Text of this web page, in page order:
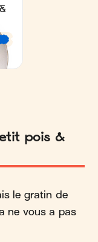
pois &
le gratin de
ne vous a pas